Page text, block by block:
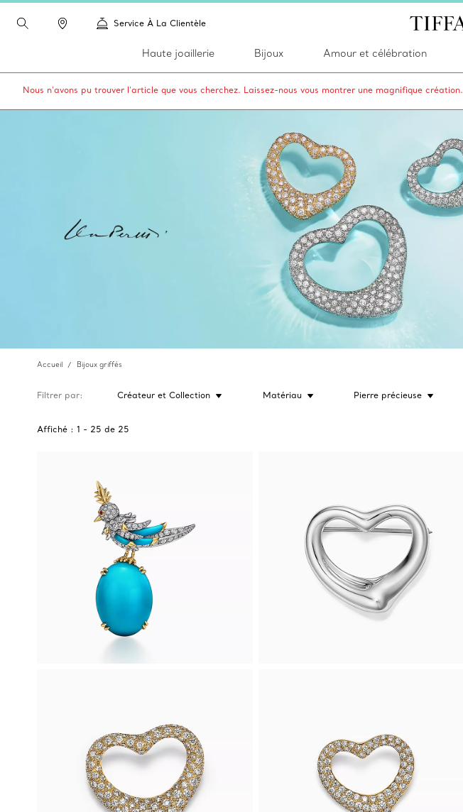
Service À La Clientèle
Haute joaillerie Bijoux Amour et célébration
Nous n’avons pu trouver l’article que vous cherchez. Laissez-nous vous montrer une magnifique création.
Accueil Bijoux griffés
Filtrer par Créateur et Collection Matériau Pierre précieuse
Affiché : 1 - 25 de 25